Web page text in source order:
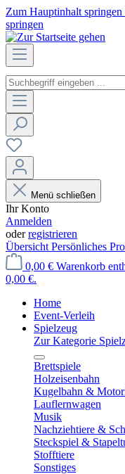
Zum Hauptinhalt springen
springen
Menü schließen
Ihr Konto
Anmelden
oderregistrieren
Übersicht Persönliches
0,00 € Warenkorb
0,00 €.
Home
Event-Verleih
Spielzeug
Zur Kategorie
Brettspiele
Holzeisenbahn
Kugelbahn &
Lauflernwagen
Musik
Nachziehtiere &
Steckspiel &
Stofftiere
Sonstiges